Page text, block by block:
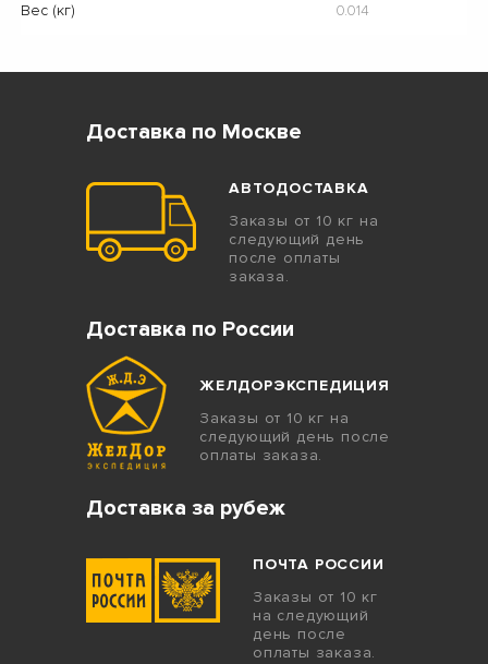
Вес (кг)
0.014
Доставка по Москве
АВТОДОСТАВКА
Заказы от 10 кг на
следующий день
после оплаты
заказа.
Доставка по России
ЖЕЛДОРЭКСПЕДИЦИЯ
Заказы от 10 кг на
следующий день после
оплаты заказа.
Доставка за рубеж
ПОЧТА РОССИИ
Заказы от 10 кг
на следующий
день после
оплаты заказа.